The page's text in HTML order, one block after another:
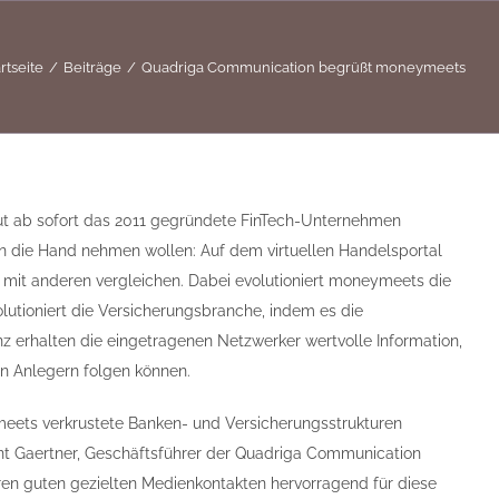
Beiträge Quadriga Communication begrüßt moneymeets
sofort das 2011 gegründete FinTech-Unternehmen
Hand nehmen wollen: Auf dem virtuellen Handelsportal
anderen vergleichen. Dabei evolutioniert moneymeets die
die Versicherungsbranche, indem es die
erhalten die eingetragenen Netzwerker wertvolle Information,
Anlegern folgen können.
verkrustete Banken- und Versicherungsstrukturen
Gaertner, Geschäftsführer der Quadriga Communication
guten gezielten Medienkontakten hervorragend für diese